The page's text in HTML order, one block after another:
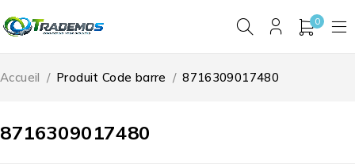
0
8716309017480
Accueil / Produit Code barre / 8716309017480